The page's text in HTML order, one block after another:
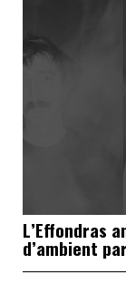
L’Effondras
d’ambient